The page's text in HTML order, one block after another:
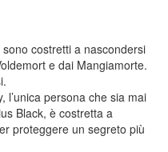
costretti a nascondersi
e dai Mangiamorte.
l’unica persona che sia mai
Black, è costretta a
proteggere un segreto più